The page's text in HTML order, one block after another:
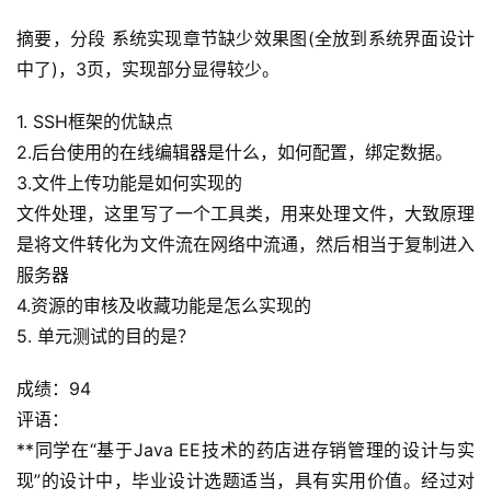
摘要，分段 系统实现章节缺少效果图(全放到系统界面设计
中了)，3页，实现部分显得较少。
1. SSH框架的优缺点
2.后台使用的在线编辑器是什么，如何配置，绑定数据。
3.文件上传功能是如何实现的
文件处理，这里写了一个工具类，用来处理文件，大致原理
是将文件转化为文件流在网络中流通，然后相当于复制进入
服务器
4.资源的审核及收藏功能是怎么实现的
5. 单元测试的目的是？
成绩：94
评语：
**同学在“基于Java EE技术的药店进存销管理的设计与实
现”的设计中，毕业设计选题适当，具有实用价值。经过对